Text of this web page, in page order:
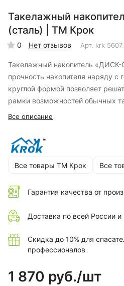
Такелажный
(сталь) | ТМ Крок
0 Нет отзывов Арт. krk
Такелажный накопитель
прочность накопителя наряду с
круглой формой позволяет
рамки возможностей обычных
Все описание
Все товары ТМ Крок Все
Гарантия качества от
Доставка по всей России
Скидка до 10% для
профессионалов
1 870 руб./шт